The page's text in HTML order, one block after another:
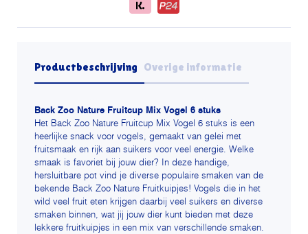
Productbeschrijving Overige informatie
Back Zoo Nature Fruitcup Mix Vogel 6 stuks
Het Back Zoo Nature Fruitcup Mix Vogel 6 stuks is een
heerlijke snack voor vogels, gemaakt van gelei met
fruitsmaak en rijk aan suikers voor veel energie. Welke
smaak is favoriet bij jouw dier? In deze handige,
hersluitbare pot vind je diverse populaire smaken van de
bekende Back Zoo Nature Fruitkuipjes! Vogels die in het
wild veel fruit eten krijgen daarbij veel suikers en diverse
smaken binnen, wat jij jouw dier kunt bieden met deze
lekkere fruitkuipjes in een mix van verschillende smaken.